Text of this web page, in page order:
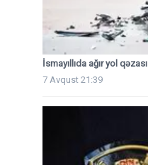
İsmayıllıda ağır yol
7 Avqust 21:39